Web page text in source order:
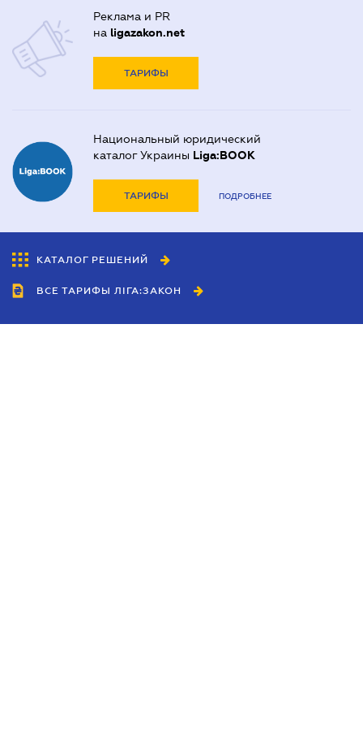
Реклама и PR
на ligazakon.net
ТАРИФЫ
Национальный юридический
каталог Украины Liga:BOOK
ТАРИФЫ ПОДРОБНЕЕ
КАТАЛОГ РЕШЕНИЙ
ВСЕ ТАРИФЫ ЛІГА:ЗАКОН